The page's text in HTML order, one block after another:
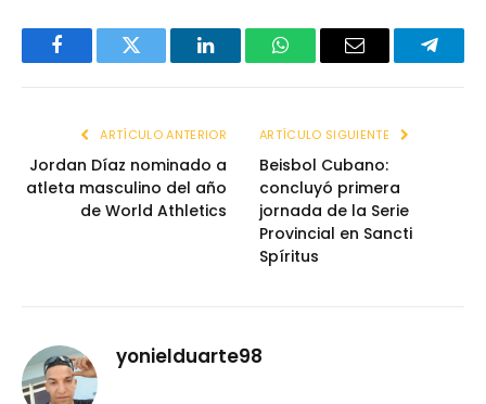
FacebookTwitter LinkedInWhatsAppEmail
ARTÍCULO ANTERIOR
Jordan Díaz nominado a
atleta masculino del año
de World Athletics
ARTÍCULO SIGUIENTE
Beisbol Cubano:
concluyó primera
jornada de la Serie
Provincial en Sancti
Spíritus
yonielduarte98